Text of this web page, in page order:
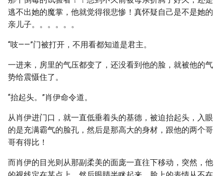
逃不出她的魔掌，他就觉得很悲惨！真怀疑自己是不是她的
亲儿子。。。。。。
“吱——”门被打开，不用看都知道是君主。
一进来，房里的气压都变了，还没看到他的脸，就被他的气
势给震慑住了。
“抬起头。”肖伊命令道。
从肖伊进门口，就一直低垂着头的基德，被迫抬起头，入眼
的是充满霸气的脸孔，然后是那高大的身材，跟他的两个哥
哥有得比！
而肖伊的目光则从那副柔美的面庞一直往下移动，突然，他